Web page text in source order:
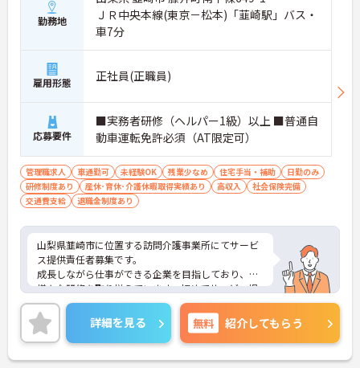
勤務地
ＪＲ中央本線(東京－松本)「韮崎駅」バス・
車7分
雇用形態 正社員(正職員)
応募要件
■実務者研修（ヘルパー1級）以上 ■普通自
動車運転免許必須（AT限定可）
管理職求人 車通勤可 未経験OK 残業少なめ 住宅手当・補助
日勤のみ
研修制度あり
産休･育休･介護休暇取得実績あり 高収入
社会保険完備
交通費支給
退職金制度あり
山梨県韮崎市に位置する訪問介護事業所にてサービ
ス提供責任者募集です。
成長しながら仕事ができる企業を目指しており、
様々な研修を取り揃えています。初めてサービス提
供責任者にチャレンジする方も、丁寧に指導してく
ださいますので、ご安心ください！
ご興味のある方には、面接対策ポイントなど、さら
に詳細をお話しいたしますので、お気軽にご相談く
ださい。
詳細を見る 無料 紹介してもらう